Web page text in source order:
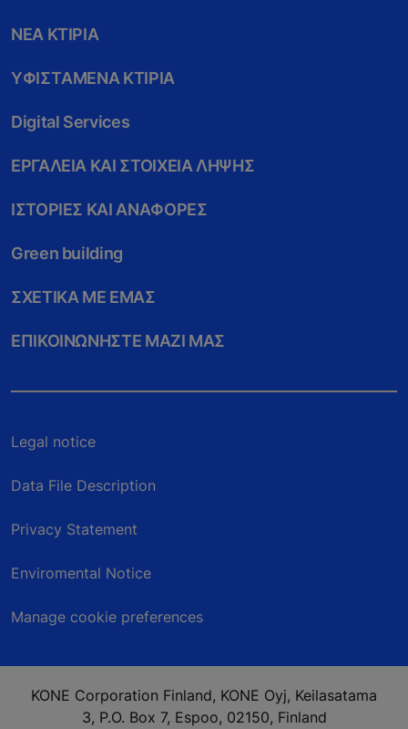
ΝEΑ ΚΤIΡΙΑ
ΥΦΙΣΤAΜΕΝΑ ΚΤIΡΙΑ
Digital Services
ΕΡΓΑΛΕIΑ ΚΑΙ ΣΤΟΙΧΕIΑ ΛHΨΗΣ
ΙΣΤΟΡIΕΣ ΚΑΙ ΑΝΑΦΟΡEΣ
Green building
ΣΧΕΤΙΚA ΜΕ ΕΜAΣ
ΕΠΙΚΟΙΝΩΝHΣΤΕ ΜΑΖI ΜΑΣ
Legal notice
Data File Description
Privacy Statement
Enviromental Notice
Manage cookie preferences
KONE Corporation Finland, KONE Oyj, Keilasatama
3, P.O. Box 7, Espoo, 02150, Finland